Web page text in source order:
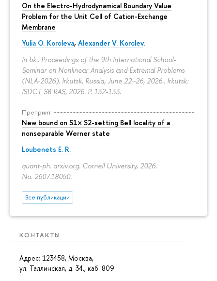
On the Electro-Hydrodynamical Boundary Value
Problem for the Unit Cell of Cation-Exchange
Membrane
Yulia O. Koroleva, Alexander V. Korolev.
In bk.: Proceedings of the 9th International School-
Seminar on Nonlinear Analysis and Extremal Problems
(NLA-2026). Irkutsk, Russia, June 22–26, 2026.. Irkutsk:
ISDCT SB RAS, 2026. P. 132-133.
Препринт
New bound on S1× S2-setting Bell locality of a
nonseparable Werner state
Loubenets E. R.
quant-ph. arxiv.org. Cornell University, 2026.
No. 2607.18050.
Все публикации
КОНТАКТЫ
Адрес: 123458, Москва,
ул. Таллинская, д. 34., каб. 809